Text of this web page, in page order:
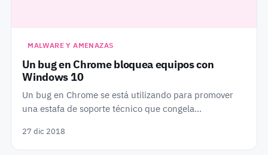
MALWARE Y AMENAZAS
Un bug en Chrome bloquea equipos con
Windows 10
Un bug en Chrome se está utilizando para promover
una estafa de soporte técnico que congela…
27 dic 2018